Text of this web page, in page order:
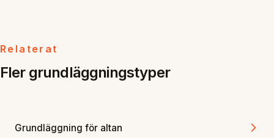
Relaterat
Fler grundläggningstyper
Grundläggning för altan